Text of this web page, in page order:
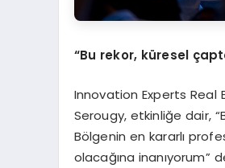
“Bu rekor, küresel ç
Innovation Experts Real
Serougy, etkinliğe dair,
Bölgenin en kararlı
olacağına inanıyorum”